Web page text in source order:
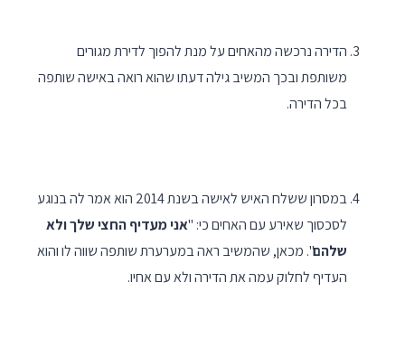
הדירה נרכשה מהאחים על מנת להפוך לדירת מגורים
משותפת ובכך המשיב גילה דעתו שהוא רואה באישה שותפה
בכל הדירה.
במסרון ששלח האיש לאישה בשנת 2014 הוא אמר לה בנוגע
לסכסוך שאירע עם האחים כי: "אני מעדיף החצי שלך ולא
שלהם". מכאן, שהמשיב ראה במערערת שותפה שווה לו והוא
העדיף לחלוק עמה את הדירה ולא עם אחיו.